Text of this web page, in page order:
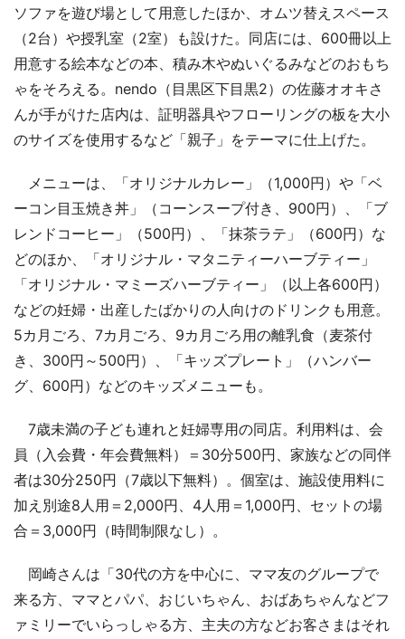
ソファを遊び場として用意したほか、オムツ替えスペース
（2台）や授乳室（2室）も設けた。同店には、600冊以上
用意する絵本などの本、積み木やぬいぐるみなどのおもち
ゃをそろえる。nendo（目黒区下目黒2）の佐藤オオキさ
んが手がけた店内は、証明器具やフローリングの板を大小
のサイズを使用するなど「親子」をテーマに仕上げた。
メニューは、「オリジナルカレー」（1,000円）や「ベ
ーコン目玉焼き丼」（コーンスープ付き、900円）、「ブ
レンドコーヒー」（500円）、「抹茶ラテ」（600円）な
どのほか、「オリジナル・マタニティーハーブティー」
「オリジナル・マミーズハーブティー」（以上各600円）
などの妊婦・出産したばかりの人向けのドリンクも用意。
5カ月ごろ、7カ月ごろ、9カ月ごろ用の離乳食（麦茶付
き、300円～500円）、「キッズプレート」（ハンバー
グ、600円）などのキッズメニューも。
7歳未満の子ども連れと妊婦専用の同店。利用料は、会
員（入会費・年会費無料）＝30分500円、家族などの同伴
者は30分250円（7歳以下無料）。個室は、施設使用料に
加え別途8人用＝2,000円、4人用＝1,000円、セットの場
合＝3,000円（時間制限なし）。
岡崎さんは「30代の方を中心に、ママ友のグループで
来る方、ママとパパ、おじいちゃん、おばあちゃんなどフ
ァミリーでいらっしゃる方、主夫の方などお客さまはそれ